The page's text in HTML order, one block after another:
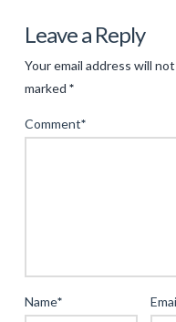
Strategien
für
nachhaltigen
Ein
Methoden
Leave a Reply
Your email address will
marked *
Comment*
Name*